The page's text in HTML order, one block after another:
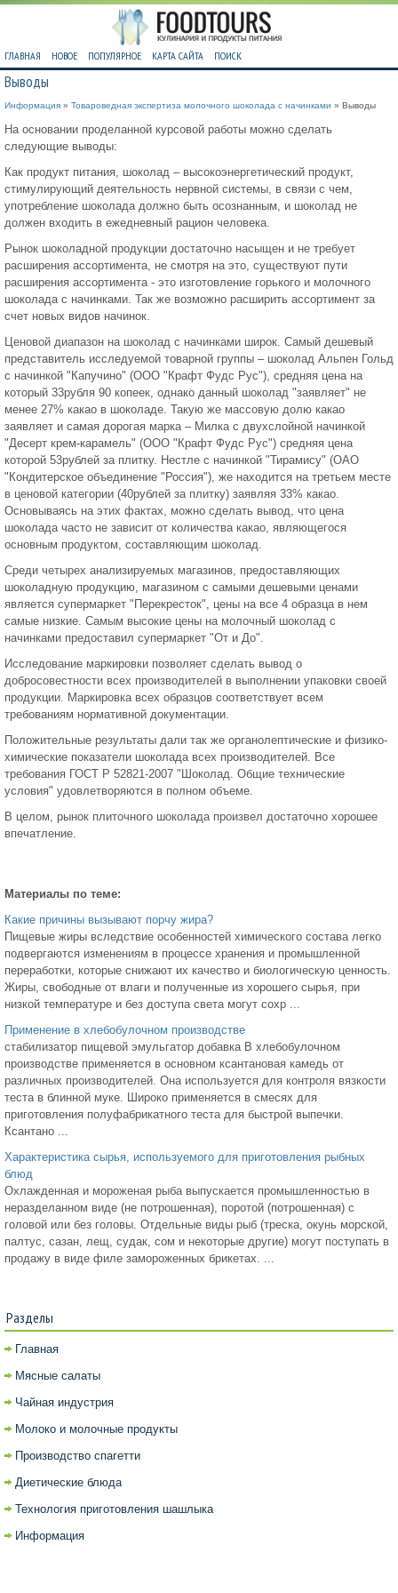
ГЛАВНАЯ НОВОЕ ПОПУЛЯРНОЕ КАРТА САЙТА ПОИСК
Выводы
Информация » Товароведная экспертиза молочного шоколада с начинками » Выводы
На основании проделанной курсовой работы можно сделать
следующие выводы:
Как продукт питания, шоколад – высокоэнергетический продукт,
стимулирующий деятельность нервной системы, в связи с чем,
употребление шоколада должно быть осознанным, и шоколад не
должен входить в ежедневный рацион человека.
Рынок шоколадной продукции достаточно насыщен и не требует
расширения ассортимента, не смотря на это, существуют пути
расширения ассортимента - это изготовление горького и молочного
шоколада с начинками. Так же возможно расширить ассортимент за
счет новых видов начинок.
Ценовой диапазон на шоколад с начинками широк. Самый дешевый
представитель исследуемой товарной группы – шоколад Альпен Гольд
с начинкой "Капучино" (ООО "Крафт Фудс Рус"), средняя цена на
который 33рубля 90 копеек, однако данный шоколад "заявляет" не
менее 27% какао в шоколаде. Такую же массовую долю какао
заявляет и самая дорогая марка – Милка с двухслойной начинкой
"Десерт крем-карамель" (ООО "Крафт Фудс Рус") средняя цена
которой 53рублей за плитку. Нестле с начинкой "Тирамису" (ОАО
"Кондитерское объединение "Россия"), же находится на третьем месте
в ценовой категории (40рублей за плитку) заявляя 33% какао.
Основываясь на этих фактах, можно сделать вывод, что цена
шоколада часто не зависит от количества какао, являющегося
основным продуктом, составляющим шоколад.
Среди четырех анализируемых магазинов, предоставляющих
шоколадную продукцию, магазином с самыми дешевыми ценами
является супермаркет "Перекресток", цены на все 4 образца в нем
самые низкие. Самым высокие цены на молочный шоколад с
начинками предоставил супермаркет "От и До".
Исследование маркировки позволяет сделать вывод о
добросовестности всех производителей в выполнении упаковки своей
продукции. Маркировка всех образцов соответствует всем
требованиям нормативной документации.
Положительные результаты дали так же органолептические и физико-
химические показатели шоколада всех производителей. Все
требования ГОСТ Р 52821-2007 "Шоколад. Общие технические
условия" удовлетворяются в полном объеме.
В целом, рынок плиточного шоколада произвел достаточно хорошее
впечатление.
Материалы по теме:
Какие причины вызывают порчу жира?
Пищевые жиры вследствие особенностей химического состава легко
подвергаются изменениям в процессе хранения и промышленной
переработки, которые снижают их качество и биологическую ценность.
Жиры, свободные от влаги и полученные из хорошего сырья, при
низкой температуре и без доступа света могут сохр ...
Применение в хлебобулочном производстве
стабилизатор пищевой эмульгатор добавка В хлебобулочном
производстве применяется в основном ксантановая камедь от
различных производителей. Она используется для контроля вязкости
теста в блинной муке. Широко применяется в смесях для
приготовления полуфабрикатного теста для быстрой выпечки.
Ксантано ...
Характеристика сырья, используемого для приготовления рыбных
блюд
Охлажденная и мороженая рыба выпускается промышленностью в
неразделанном виде (не потрошенная), поротой (потрошенная) с
головой или без головы. Отдельные виды рыб (треска, окунь морской,
палтус, сазан, лещ, судак, сом и некоторые другие) могут поступать в
продажу в виде филе замороженных брикетах. ...
Разделы
Главная
Мясные салаты
Чайная индустрия
Молоко и молочные продукты
Производство спагетти
Диетические блюда
Технология приготовления шашлыка
Информация